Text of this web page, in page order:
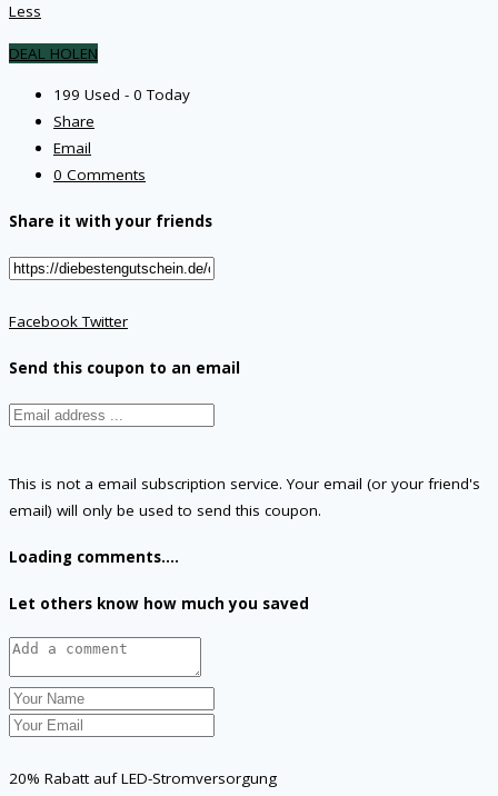
Less
DEAL HOLEN
199 Used - 0 Today
Share
Email
0 Comments
Share it with your friends
FacebookTwitter
Send this coupon to an email
This is not a email subscription service. Your email (or your friend's
email) will only be used to send this coupon.
Loading comments....
Let others know how much you saved
20% Rabatt auf LED-Stromversorgung